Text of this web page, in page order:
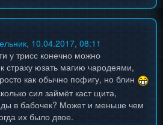
10.04.2017, 08:11
у трисс конечно можно
страху юзать магию чародеями,
как обычно пофигу, но блин
сил займёт каст щита,
в бабочек? Может и меньше чем
их было двое.